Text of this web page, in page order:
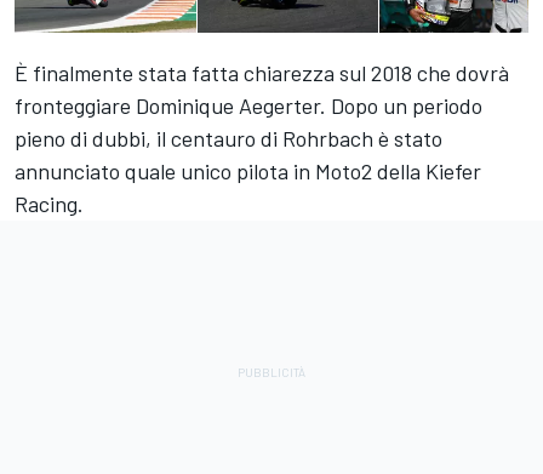
È finalmente stata fatta chiarezza sul 2018 che dovrà
fronteggiare Dominique Aegerter. Dopo un periodo
pieno di dubbi, il centauro di Rohrbach è stato
annunciato quale unico pilota in Moto2 della Kiefer
Racing.